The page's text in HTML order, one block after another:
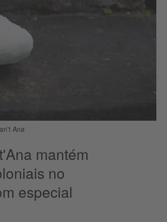
Ana
mantém
no
especial